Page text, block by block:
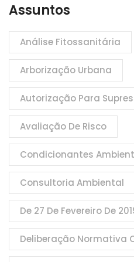
Assuntos
Análise Fitossanitária
Arborização Urbana
Autorização Para
Avaliação De Risco
Condicionantes
Consultoria Ambiental
De 27 De Fevereiro De
Deliberação Normativa